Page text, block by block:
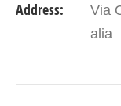
Address:
Via
alia